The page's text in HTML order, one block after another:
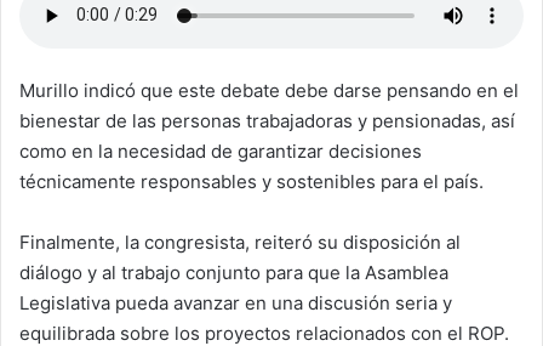
Murillo indicó que este debate debe darse pensando en el
bienestar de las personas trabajadoras y pensionadas, así
como en la necesidad de garantizar decisiones
técnicamente responsables y sostenibles para el país.
Finalmente, la congresista, reiteró su disposición al
diálogo y al trabajo conjunto para que la Asamblea
Legislativa pueda avanzar en una discusión seria y
equilibrada sobre los proyectos relacionados con el ROP.